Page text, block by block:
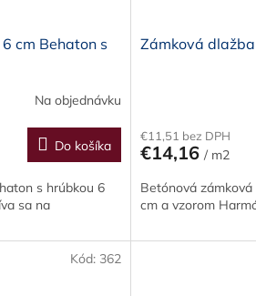
cm Behaton s
Na objednávku
Do košíka
s hrúbkou 6
sa na
Zámková
€11,51 bez DPH
€14,16 / m2
Betónová
cm a vzorom
Kód: 362